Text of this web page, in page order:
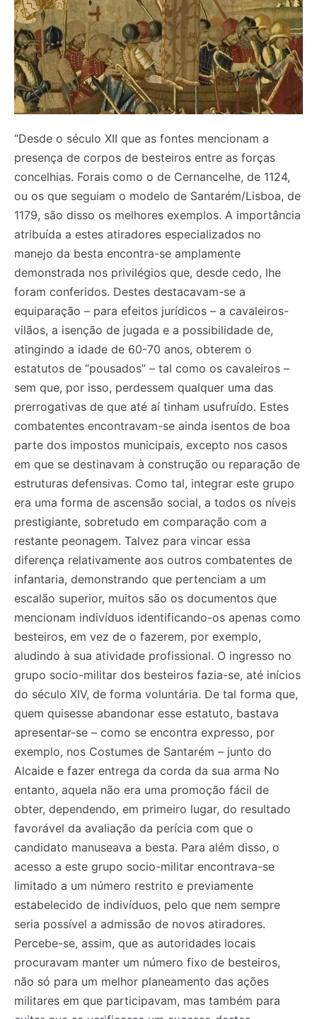
“Desde o século XII que as fontes mencionam a
presença de corpos de besteiros entre as forças
concelhias. Forais como o de Cernancelhe, de 1124,
ou os que seguiam o modelo de Santarém/Lisboa, de
1179, são disso os melhores exemplos. A importância
atribuída a estes atiradores especializados no
manejo da besta encontra-se amplamente
demonstrada nos privilégios que, desde cedo, lhe
foram conferidos. Destes destacavam-se a
equiparação – para efeitos jurídicos – a cavaleiros-
vilãos, a isenção de jugada e a possibilidade de,
atingindo a idade de 60-70 anos, obterem o
estatutos de “pousados” – tal como os cavaleiros –
sem que, por isso, perdessem qualquer uma das
prerrogativas de que até aí tinham usufruído. Estes
combatentes encontravam-se ainda isentos de boa
parte dos impostos municipais, excepto nos casos
em que se destinavam à construção ou reparação de
estruturas defensivas. Como tal, integrar este grupo
era uma forma de ascensão social, a todos os níveis
prestigiante, sobretudo em comparação com a
restante peonagem. Talvez para vincar essa
diferença relativamente aos outros combatentes de
infantaria, demonstrando que pertenciam a um
escalão superior, muitos são os documentos que
mencionam indivíduos identificando-os apenas como
besteiros, em vez de o fazerem, por exemplo,
aludindo à sua atividade profissional. O ingresso no
grupo socio-militar dos besteiros fazia-se, até inícios
do século XIV, de forma voluntária. De tal forma que,
quem quisesse abandonar esse estatuto, bastava
apresentar-se – como se encontra expresso, por
exemplo, nos Costumes de Santarém – junto do
Alcaide e fazer entrega da corda da sua arma No
entanto, aquela não era uma promoção fácil de
obter, dependendo, em primeiro lugar, do resultado
favorável da avaliação da perícia com que o
candidato manuseava a besta. Para além disso, o
acesso a este grupo socio-militar encontrava-se
limitado a um número restrito e previamente
estabelecido de indivíduos, pelo que nem sempre
seria possível a admissão de novos atiradores.
Percebe-se, assim, que as autoridades locais
procuravam manter um número fixo de besteiros,
não só para um melhor planeamento das ações
militares em que participavam, mas também para